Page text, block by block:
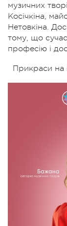
музичних
Косічкіна,
Нетовкіна.
тому, що
професію і
Прикраси на